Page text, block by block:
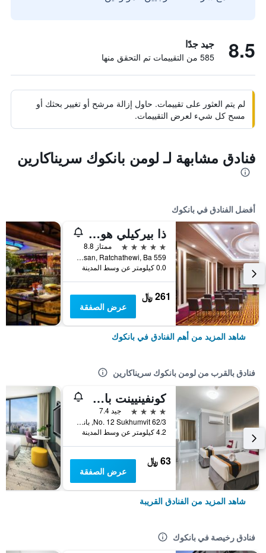
8.5 جيد جدًا
585 من التقييمات تم التحقق منها
لم يتم العثور على تقييمات. حاول إزالة مرشح أو تغيير بحثك أو
مسح كل شيء لعرض التقييمات.
فنادق مشابهة لـ لومن بانكوك سريناكارين
أفضل الفنادق في بانكوك
ذا بيركيلي هوتل براتونام
5 نجوم
ممتاز 8.8
559 Ratcharaprarop Rd., Makkasan, Ratchathewi, Ba, بانكوك, تايلاند
0.0 كيلومتر عن وسط المدينة
261 ﷼
عرض الصفقة
شاهد المزيد من أهم الفنادق في بانكوك
فنادق بالقرب من لومن بانكوك سريناكارين
كونفينيينت بارك بانكوك
4 نجوم
جيد 7.4
No. 12 Sukhumvit 62/3, بانكوك, تايلاند
4.2 كيلومتر عن وسط المدينة
63 ﷼
عرض الصفقة
شاهد المزيد من الفنادق القريبة
فنادق رخيصة في بانكوك